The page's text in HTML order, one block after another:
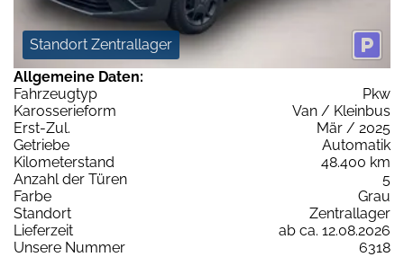
Standort Zentrallager
Allgemeine Daten:
Fahrzeugtyp
Pkw
Karosserieform
Van / Kleinbus
Erst-Zul.
Mär / 2025
Getriebe
Automatik
Kilometerstand
48.400 km
Anzahl der Türen
5
Farbe
Grau
Standort
Zentrallager
Lieferzeit
ab ca. 12.08.2026
Unsere Nummer
6318